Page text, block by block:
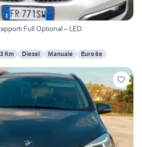
Full Optional – LED
Km Diesel Manuale Euro 6e